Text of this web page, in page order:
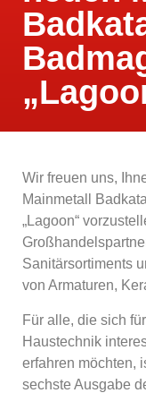
Wir freuen uns,
Mainmetall
„Lagoon“
Sanitärsortiments
von Armaturen,
Für alle, die sich
Haustechnik
erfahren möchten,
sechste Ausgabe